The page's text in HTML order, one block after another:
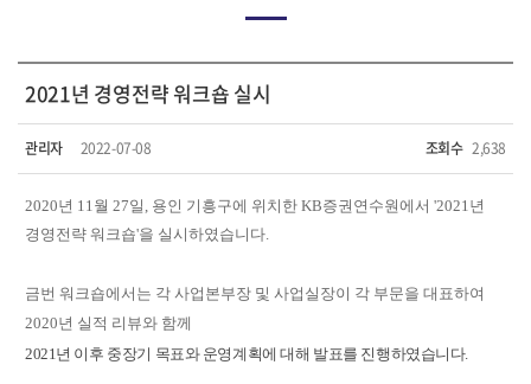
2021년 경영전략 워크숍 실시
관리자 2022-07-08 조회수 2,638
2020년 11월 27일 , 용인 기흥구에 위치한 KB증권연수원에서 '2021년
경영전략 워크숍'을 실시하였습니다.
금번 워크숍에서는 각 사업본부장 및 사업실장이 각 부문을 대표하여
2020년 실적 리뷰와 함께
2021년 이후 중장기 목표와 운영계획에 대해 발표를 진행하였습니다.